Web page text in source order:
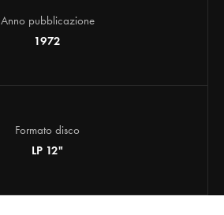
Anno pubblicazione
1972
Formato disco
LP 12"